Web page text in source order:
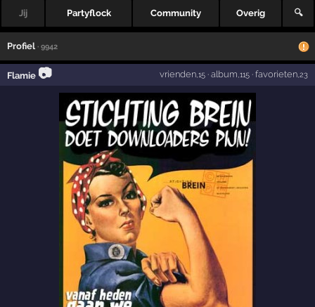
Jij Partyflock Community Overig 🔍
Profiel · 9942
Flamie 📷 vrienden,15· album ,115· favorieten,23